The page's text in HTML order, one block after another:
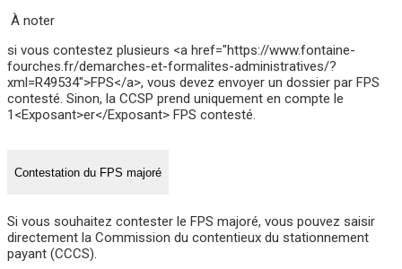
À noter
si vous contestez plusieurs <a href="https://www.fontaine-
fourches.fr/demarches-et-formalites-administratives/?
xml=R49534">FPS</a>, vous devez envoyer un dossier par FPS
contesté. Sinon, la CCSP prend uniquement en compte le
1<Exposant>er</Exposant> FPS contesté.
Contestation du FPS majoré
Si vous souhaitez contester le FPS majoré, vous pouvez saisir
directement la Commission du contentieux du stationnement
payant (CCCS).